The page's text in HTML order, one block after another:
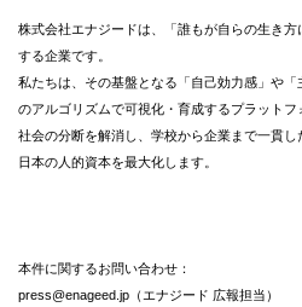
株式会社エナジードは、「誰もが自らの生き
する企業です。
私たちは、その基盤となる「自己効力感」や
のアルゴリズムで可視化・育成するプラット
社会の分断を解消し、学校から企業まで一貫し
日本の人的資本を最大化します。
本件に関するお問い合わせ：
press@enageed.jp（エナジード 広報担当）